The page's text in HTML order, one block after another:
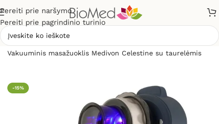
Pereiti prie naršymo
Pereiti prie pagrindinio turinio
Vakuuminis masažuoklis Medivon Celestine su taurelėmis
-15%